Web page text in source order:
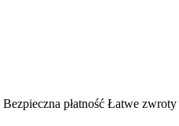
Bezpieczna płatność Łatwe zwroty